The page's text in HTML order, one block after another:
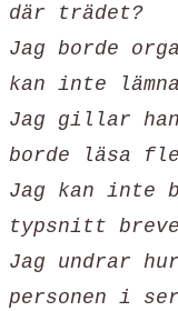
där trädet?
Jag borde
kan inte
Jag gillar
borde läsa
Jag kan inte
typsnitt
Jag undrar
personen i